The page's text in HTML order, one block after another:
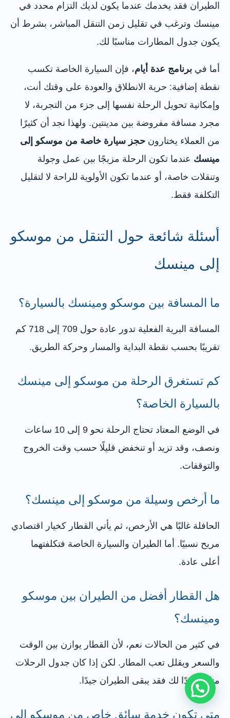
الطيران فقد يخدمك عندما يكون لديك التزام محدد في
مينسك وترغب في تقليل زمن التنقل المباشر، بشرط أن
يكون جدول المطارات مناسبًا لك.
أما في برنامج عدة أيام، فإن السيارة الخاصة تكسب
نقطة إضافية: حرية الانطلاق والعودة على وقتك أنت،
وإمكانية تحويل الرحلة نفسها إلى جزء من التجربة، لا
مجرد مسافة مفروضة بين مدينتين. ولهذا نجد أن كثيرًا
من العملاء يختارون حجز سيارة خاصة من موسكو إلى
مينسك عندما تكون الرحلة مزيجًا بين عمل وجولة
وتنقلات خاصة، أو عندما تكون الأولوية للراحة لا لتقليل
التكلفة فقط.
أسئلة شائعة حول التنقل من موسكو
إلى مينسك
ما المسافة بين موسكو ومينسك بالسيارة؟
المسافة البرية الفعلية تدور عادة حول 709 إلى 718 كم
تقريبًا بحسب نقطة البداية والمسار وحركة الطريق.
كم تستغرق الرحلة من موسكو إلى مينسك
بالسيارة الخاصة؟
في الوضع المعتاد تحتاج الرحلة نحو 9 إلى 10 ساعات
ونصف، وقد تزيد أو تنخفض قليلًا حسب وقت الخروج
والتوقفات.
ما أرخص وسيلة من موسكو إلى مينسك؟
الحافلة غالبًا هي الأرخص، ثم يأتي القطار كخيار اقتصادي
مريح نسبيًا. أما الطيران والسيارة الخاصة فتكلفتهما
أعلى عادة.
هل القطار أفضل من الطيران بين موسكو
ومينسك؟
في كثير من الحالات نعم، لأن القطار يوازن بين الوقت
والسعر ويقلل تعب المطار. لكن إذا كان جدول الرحلات
مناسبًا جدًا لك فقد يبقى الطيران جيدًا.
متى تكون خدمة سائق خاص من موسكو إلى